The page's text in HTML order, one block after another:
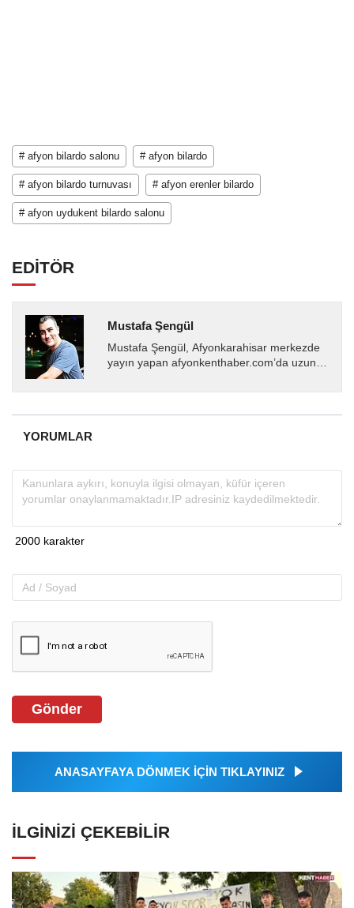
# afyon bilardo salonu # afyon bilardo
# afyon bilardo turnuvası # afyon erenler bilardo
# afyon uydukent bilardo salonu
EDİTÖR
Mustafa Şengül
Mustafa Şengül, Afyonkarahisar merkezde
yayın yapan afyonkenthaber.com’da uzun
almakta, haber akışı...
YORUMLAR
Gönder
ANASAYFAYA DÖNMEK İÇİN TIKLAYINIZ
İLGINIZI ÇEKEBILIR